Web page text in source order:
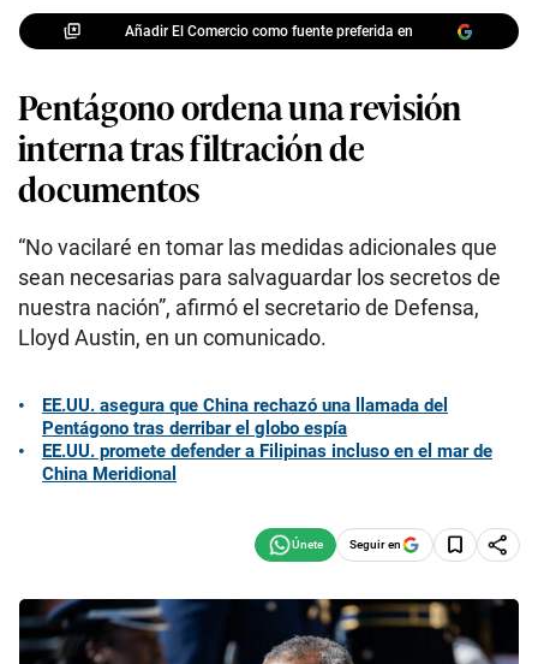
Añadir El Comercio como fuente preferida en
Pentágono ordena una revisión
interna tras filtración de
documentos
“No vacilaré en tomar las medidas adicionales que
sean necesarias para salvaguardar los secretos de
nuestra nación”, afirmó el secretario de Defensa,
Lloyd Austin, en un comunicado.
EE.UU. asegura que China rechazó una llamada del
Pentágono tras derribar el globo espía
EE.UU. promete defender a Filipinas incluso en el mar de
China Meridional
Seguir en